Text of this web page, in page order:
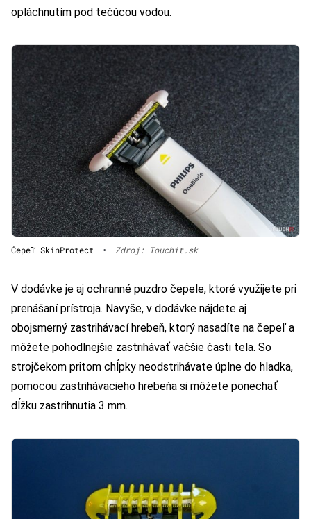
opláchnutím pod tečúcou vodou.
Čepeľ SkinProtect • Zdroj: Touchit.sk
V dodávke je aj ochranné puzdro čepele, ktoré využijete pri
prenášaní prístroja. Navyše, v dodávke nájdete aj
obojsmerný zastrihávací hrebeň, ktorý nasadíte na čepeľ a
môžete pohodlnejšie zastrihávať väčšie časti tela. So
strojčekom pritom chĺpky neodstrihávate úplne do hladka,
pomocou zastrihávacieho hrebeňa si môžete ponechať
dĺžku zastrihnutia 3 mm.